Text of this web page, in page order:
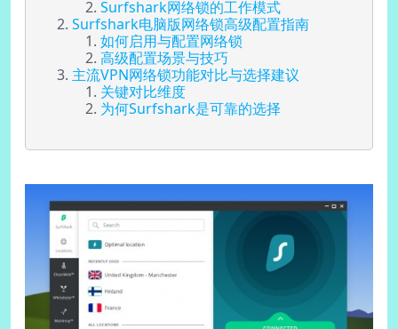
Surfshark网络锁的工作模式
Surfshark电脑版网络锁高级配置指南
如何启用与配置网络锁
高级配置场景与技巧
主流VPN网络锁功能对比与选择建议
关键对比维度
为何Surfshark是可靠的选择